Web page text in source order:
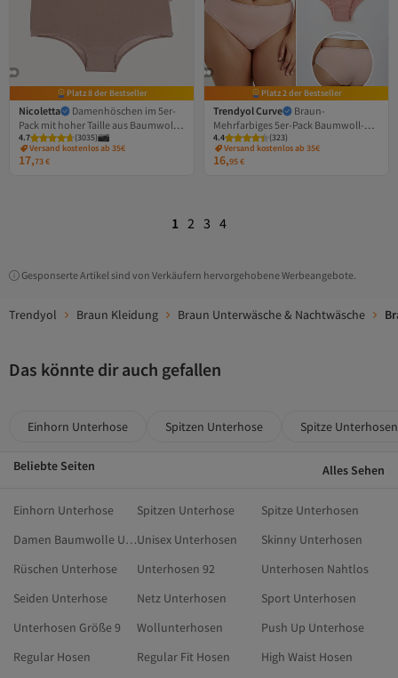
Platz 8 der Bestseller
Nicoletta
Damenhöschen im 5er-
Pack mit hoher Taille aus Baumwolle
und Lycra in Nerzfarbe
4.7 (3035)
Versand kostenlos ab 35€
17,73€
Platz 2 der Bestseller
Trendyol Curve
Braun-
Mehrfarbiges 5er-Pack Baumwoll-
Slips mit hoher Taille, klassisch,
große Größe, TBBSS25CM00013
4.4 (323)
Versand kostenlos ab 35€
16,95€
1 2 3 4
Gesponserte Artikel sind von Verkäufern hervorgehobene Werbeangebote.
Trendyol Braun Kleidung Braun Unterwäsche & Nachtwäsche
Das könnte dir auch gefallen
Einhorn Unterhose Spitzen Unterhose Spitze Unterhosen
Beliebte Seiten Alles Sehen
Einhorn Unterhose Spitzen Unterhose
Spitze Unterhosen
Damen Baumwolle UnterhosenUnisex Unterhosen
Skinny Unterhosen
Rüschen Unterhose
Unterhosen 92
Unterhosen Nahtlos
Seiden Unterhose
Netz Unterhosen
Sport Unterhosen
Unterhosen Größe 9
Wollunterhosen
Push Up Unterhose
Regular Hosen
Regular Fit Hosen
High Waist Hosen